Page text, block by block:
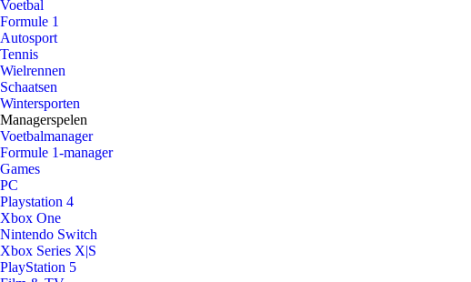
Voetbal
Formule 1
Autosport
Tennis
Wielrennen
Schaatsen
Wintersporten
Managerspelen
Voetbalmanager
Formule 1-manager
Games
PC
Playstation 4
Xbox One
Nintendo Switch
Xbox Series X|S
PlayStation 5